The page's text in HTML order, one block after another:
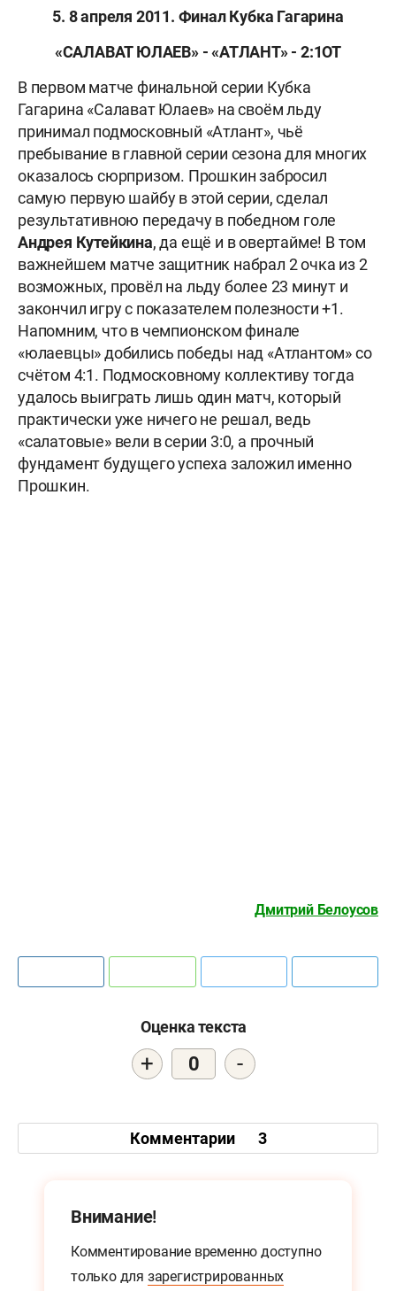
5. 8 апреля 2011. Финал Кубка Гагарина
«САЛАВАТ ЮЛАЕВ» - «АТЛАНТ» - 2:1ОТ
В первом матче финальной серии Кубка
Гагарина «Салават Юлаев» на своём льду
принимал подмосковный «Атлант», чьё
пребывание в главной серии сезона для многих
оказалось сюрпризом. Прошкин забросил
самую первую шайбу в этой серии, сделал
результативною передачу в победном голе
Андрея Кутейкина, да ещё и в овертайме! В том
важнейшем матче защитник набрал 2 очка из 2
возможных, провёл на льду более 23 минут и
закончил игру с показателем полезности +1.
Напомним, что в чемпионском финале
«юлаевцы» добились победы над «Атлантом» со
счётом 4:1. Подмосковному коллективу тогда
удалось выиграть лишь один матч, который
практически уже ничего не решал, ведь
«салатовые» вели в серии 3:0, а прочный
фундамент будущего успеха заложил именно
Прошкин.
Дмитрий Белоусов
Оценка текста
+ 0 -
Комментарии 3
Внимание!
Комментирование временно доступно
только для зарегистрированных